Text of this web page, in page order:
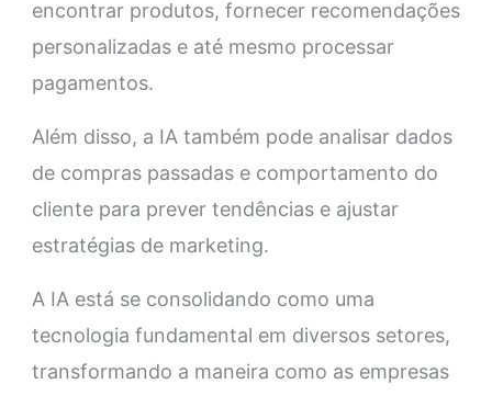
encontrar produtos, fornecer recomendações
personalizadas e até mesmo processar
pagamentos.
Além disso, a IA também pode analisar dados
de compras passadas e comportamento do
cliente para prever tendências e ajustar
estratégias de marketing.
A IA está se consolidando como uma
tecnologia fundamental em diversos setores,
transformando a maneira como as empresas